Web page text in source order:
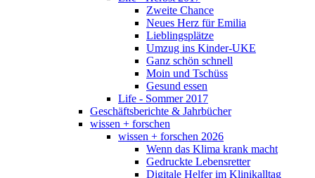
Zweite Chance
Neues Herz für Emilia
Lieblingsplätze
Umzug ins Kinder-UKE
Ganz schön schnell
Moin und Tschüss
Gesund essen
Life - Sommer 2017
Geschäftsberichte & Jahrbücher
wissen + forschen
wissen + forschen 2026
Wenn das Klima krank macht
Gedruckte Lebensretter
Digitale Helfer im Klinikalltag